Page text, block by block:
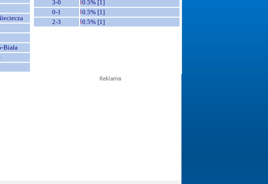
Biała
3-0
0.5% [1]
0-1
0.5% [1]
2-3
0.5% [1]